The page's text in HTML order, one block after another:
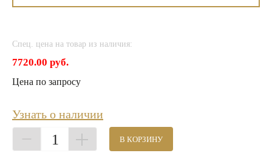
Спец. цена на товар из наличия:
7720.00 руб.
Цена по запросу
Узнать о наличии
1 В КОРЗИНУ